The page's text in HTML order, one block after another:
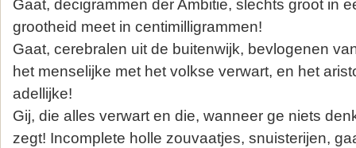
Gaat, decigrammen der Ambitie, slechts groot in
grootheid meet in centimilligrammen!
Gaat, cerebralen uit de buitenwijk, bevlogenen
het menselijke met het volkse verwart, en het
adellijke!
Gij, die alles verwart en die, wanneer ge niets
zegt! Incomplete holle zouvaatjes, snuisterijen,